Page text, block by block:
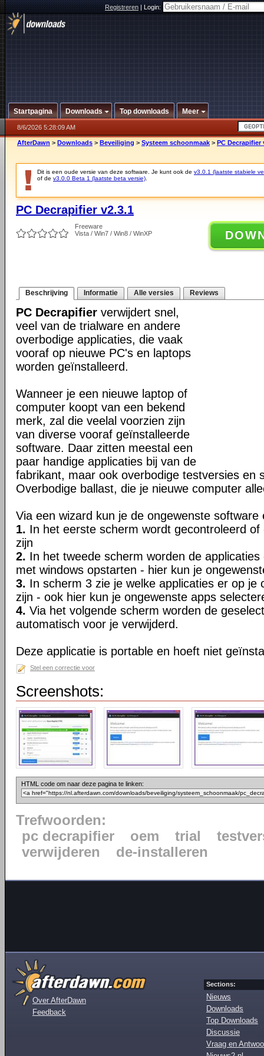
Registreren|Login:
Startpagina Downloads Top downloads Meer
8/6/2026 5:28:09 AM
AfterDawn > Downloads > Beveiliging > Systeem schoonmaak > PC Decrapifier
Dit is een oude versie van deze software. Je kunt ook de v3.0.1 (laatste stabiele
of de v3.0.0 Beta 1 (laatste beta versie)
PC Decrapifier v2.3.1
Freeware
Vista / Win7 / Win8 / WinXP
Beschrijving Informatie Alle versies Reviews
PC Decrapifier verwijdert snel,
veel van de trialware en andere
overbodige applicaties, die vaak
vooraf op nieuwe PC's en laptops
worden geïnstalleerd.
Wanneer je een nieuwe laptop of
computer koopt van een bekend
merk, zal die veelal voorzien zijn
van diverse vooraf geïnstalleerde
software. Daar zitten meestal een
paar handige applicaties bij van de
fabrikant, maar ook overbodige testversies en
Overbodige ballast, die je nieuwe computer
Via een wizard kun je de ongewenste software
1. In het eerste scherm wordt gecontroleerd
zijn
2. In het tweede scherm worden de
met windows opstarten - hier kun je
3. In scherm 3 zie je welke applicaties er op je
zijn - ook hier kun je ongewenste apps
4. Via het volgende scherm worden de
automatisch voor je verwijderd.
Deze applicatie is portable en hoeft niet
Stel een correctie voor
Screenshots:
HTML code om naar deze pagina te linken:
Trefwoorden:
pc decrapifier
oem trial
verwijderen
de-installeren
Over AfterDawn
Feedback
Sections:
Nieuws
Downloads
Top Downloads
Discussie
Vraag en